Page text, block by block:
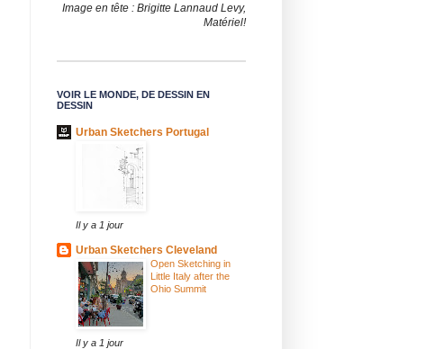
Image en tête : Brigitte Lannaud Levy,
Matériel!
VOIR LE MONDE, DE DESSIN EN
DESSIN
Urban Sketchers Portugal
Il y a 1 jour
Urban Sketchers Cleveland
Open Sketching in
Little Italy after the
Ohio Summit
Il y a 1 jour